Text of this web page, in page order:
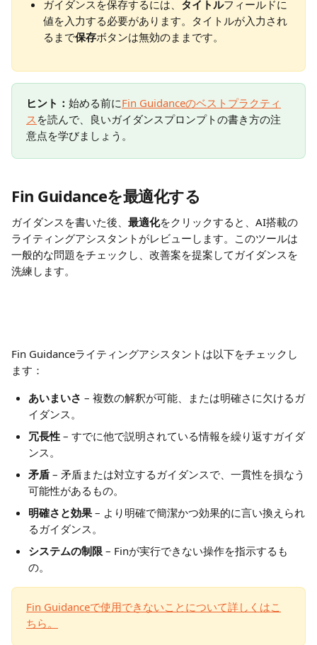
ガイダンスを保存するには、 タイトルフィールドに
値を入力する必要があります。タイトルが入力され
るまで保存ボタンは無効のままです。
ヒント： 始める前にFin Guidanceのベストプラクティ
ス を読んで、良いガイダンスプロンプトの書き方の注
意点を学びましょう。
Fin Guidanceを最適化する
ガイダンスを書いた後、 最適化をクリックすると、AI搭載の
ライティングアシスタントがレビューします。このツールは
一般的な問題をチェックし、改善案を提案してガイダンスを
洗練します。
Fin Guidanceライティングアシスタントは以下をチェックし
ます：
あいまいさ – 複数の解釈が可能、または明確さに欠けるガ
イダンス。
冗長性 – すでに他で説明されている情報を繰り返すガイダ
ンス。
矛盾 – 矛盾または対立するガイダンスで、一貫性を損なう
可能性があるもの。
明確さと効果 – より明確で簡潔かつ効果的に言い換えられ
るガイダンス。
システムの制限 – Finが実行できない操作を指示するも
の。
Fin Guidanceで使用できないことについて詳しくはこ
ちら。